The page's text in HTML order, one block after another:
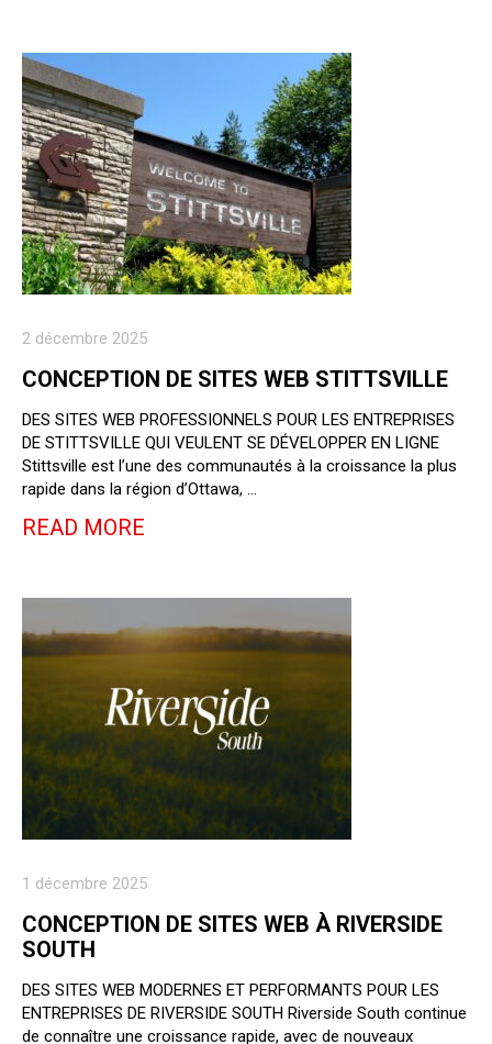
2 décembre 2025
CONCEPTION DE SITES WEB STITTSVILLE
DES SITES WEB PROFESSIONNELS POUR LES ENTREPRISES
DE STITTSVILLE QUI VEULENT SE DÉVELOPPER EN LIGNE
Stittsville est l’une des communautés à la croissance la plus
rapide dans la région d’Ottawa, …
READ MORE
1 décembre 2025
CONCEPTION DE SITES WEB À RIVERSIDE
SOUTH
DES SITES WEB MODERNES ET PERFORMANTS POUR LES
ENTREPRISES DE RIVERSIDE SOUTH Riverside South continue
de connaître une croissance rapide, avec de nouveaux